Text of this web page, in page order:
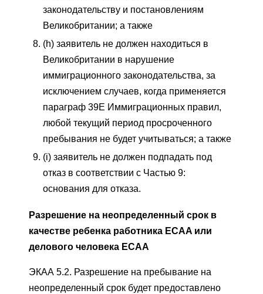
законодательству и постановлениям
Великобритании; а также
(h) заявитель не должен находиться в
Великобритании в нарушение
иммиграционного законодательства, за
исключением случаев, когда применяется
параграф 39E Иммиграционных правил,
любой текущий период просроченного
пребывания не будет учитываться; а также
(i) заявитель не должен подпадать под
отказ в соответствии с Частью 9:
основания для отказа.
Разрешение на неопределенный срок в
качестве ребенка работника ECAA или
делового человека ECAA
ЭКАА 5.2. Разрешение на пребывание на
неопределенный срок будет предоставлено